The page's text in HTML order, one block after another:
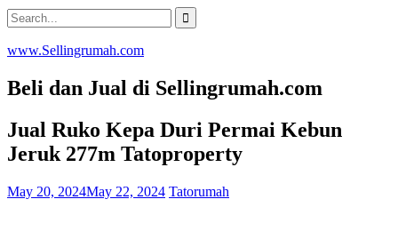
Skip
to
content
Search
for:
www.Sellingrumah.com
Beli dan Jual di Sellingrumah.com
Jual Ruko Kepa Duri Permai Kebun
Jeruk 277m Tatoproperty
May 20, 2024May 22, 2024 Tatorumah